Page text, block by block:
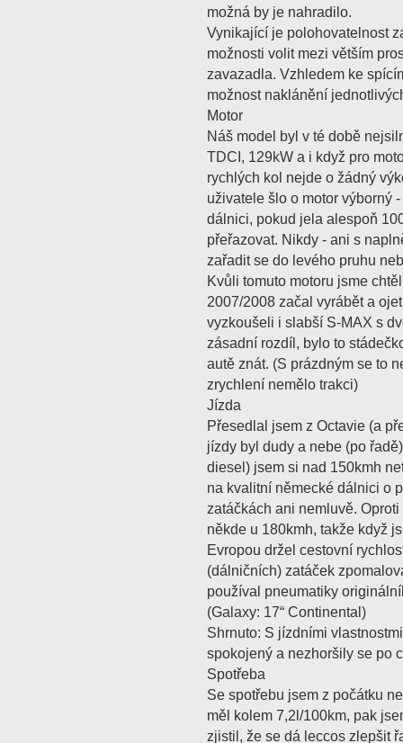
možná by je nahradilo.
Vynikající je polohovatelnost
možnosti volit mezi větším
zavazadla. Vzhledem ke
možnost naklánění
Motor
Náš model byl v té době
TDCI, 129kW a i když pro
rychlých kol nejde o žádný
uživatele šlo o motor výborný
dálnici, pokud jela alespoň
přeřazovat. Nikdy - ani s
zařadit se do levého pruhu
Kvůli tomuto motoru jsme
2007/2008 začal vyrábět a
vyzkoušeli i slabší S-MAX s
zásadní rozdíl, bylo to
autě znát. (S prázdným se to
zrychlení nemělo trakci)
Jízda
Přesedlal jsem z Octavie (a
jízdy byl dudy a nebe (po
diesel) jsem si nad 150kmh
na kvalitní německé dálnici o
zatáčkách ani nemluvě.
někde u 180kmh, takže když
Evropou držel cestovní
(dálničních) zatáček
používal pneumatiky
(Galaxy: 17“ Continental)
Shrnuto: S jízdními
spokojený a nezhoršily se po
Spotřeba
Se spotřebu jsem z počátku
měl kolem 7,2l/100km, pak
zjistil, že se dá leccos zlepšit